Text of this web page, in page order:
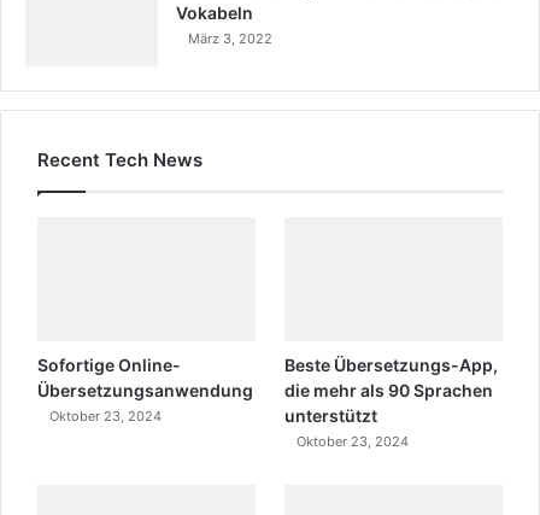
Vokabeln
März 3, 2022
Recent Tech News
Sofortige Online-
Übersetzungsanwendung
Oktober 23, 2024
Beste Übersetzungs-App,
die mehr als 90 Sprachen
unterstützt
Oktober 23, 2024